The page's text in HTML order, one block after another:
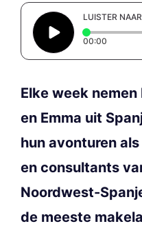
LUISTER
00:00
Elke week
en Emma uit
hun avonturen
en consultants
Noordwest-
de meeste